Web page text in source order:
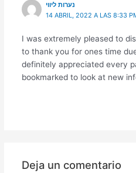
נערות ליווי
14 ABRIL, 2022 A LAS 8:33
I was extremely pleased to
to thank you for ones time
definitely appreciated every
bookmarked to look at new
Deja un comentario